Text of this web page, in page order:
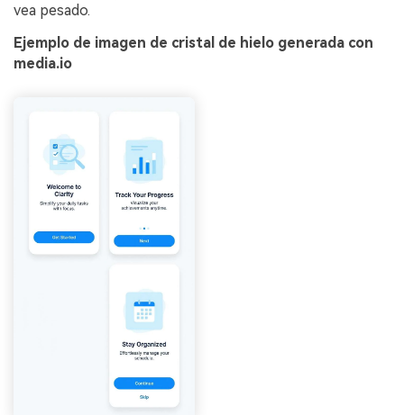
vea pesado.
Ejemplo de imagen de cristal de hielo generada con
media.io